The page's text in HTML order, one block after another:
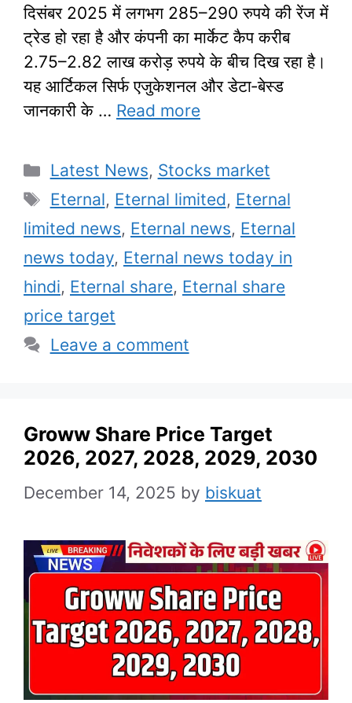
दिसंबर 2025 में लगभग 285–290 रुपये की रेंज में
ट्रेड हो रहा है और कंपनी का मार्केट कैप करीब
2.75–2.82 लाख करोड़ रुपये के बीच दिख रहा है।
यह आर्टिकल सिर्फ एजुकेशनल और डेटा‑बेस्ड
जानकारी के … Read more
Categories
Latest News, Stocks market
Tags
Eternal, Eternal limited, Eternal
limited news, Eternal news, Eternal
news today, Eternal news today in
hindi, Eternal share, Eternal share
price target
Leave a comment
Groww Share Price Target
2026, 2027, 2028, 2029, 2030
December 14, 2025 by biskuat